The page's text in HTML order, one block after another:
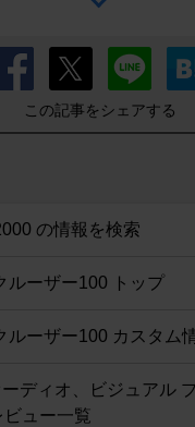
この記事をシェアする
の情報を検索
ルーザー100 トップ
ルーザー100 カスタム
ディオ、ビジュアル
ュー一覧